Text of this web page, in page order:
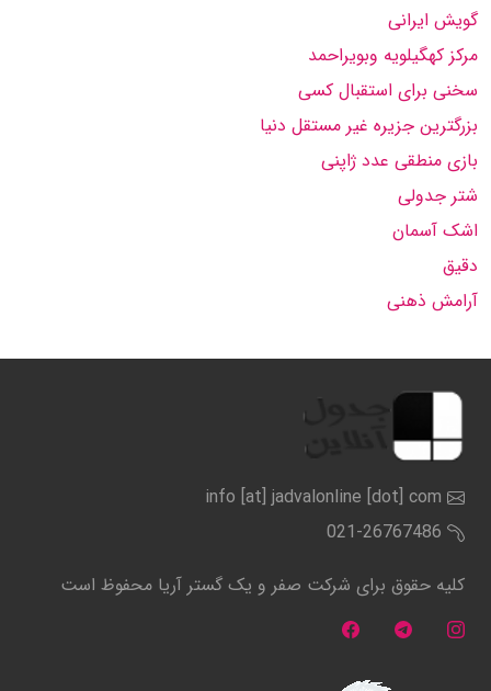
گویش ایرانی
مرکز کهگیلویه وبویراحمد
سخنی برای استقبال کسی
بزرگترین جزیره غیر مستقل دنیا
بازی منطقی عدد ژاپنی
شتر جدولی
اشک آسمان
دقیق
آرامش ذهنی
info [at] jadvalonline [dot] com
021-26767486
کلیه حقوق برای شرکت صفر و یک گستر آریا محفوظ است